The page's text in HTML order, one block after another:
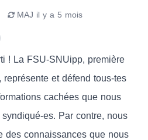
MAJ il y a 5 mois
! La FSU-SNUipp, première
et défend tous-tes
cachées que nous
es. Par contre, nous
des connaissances que nous